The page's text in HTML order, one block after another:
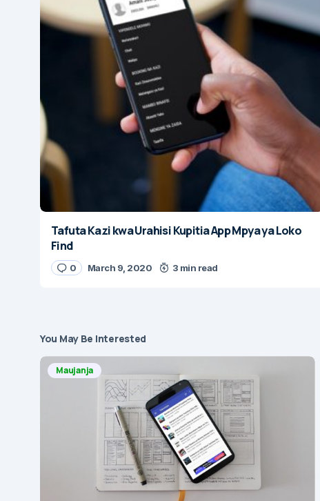
Tafuta Kazi kwa Urahisi Kupitia App Mpya ya Loko
Find
0 March 9, 2020 3 min read
You May Be Interested
Maujanja